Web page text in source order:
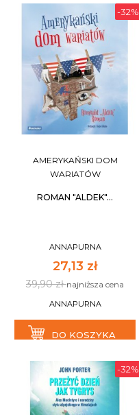
-32%
AMERYKAŃSKI DOM
WARIATÓW
ROMAN "ALDEK"...
ANNAPURNA
27,13 zł
39,90 złnajniższa cena
ANNAPURNA
DO KOSZYKA
-32%